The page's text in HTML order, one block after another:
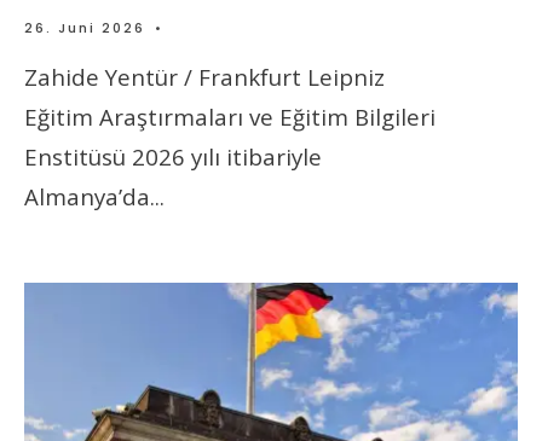
26. Juni 2026 •
Zahide Yentür / Frankfurt Leipniz
Eğitim Araştırmaları ve Eğitim Bilgileri
Enstitüsü 2026 yılı itibariyle
Almanya’da...